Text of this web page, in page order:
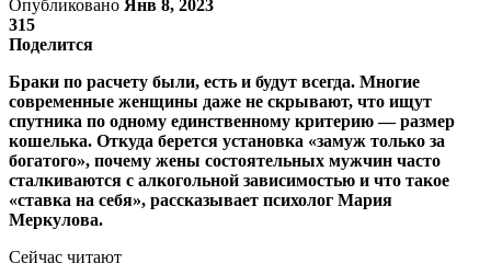
Опубликовано Янв 8, 2023
315
Поделится
Браки по расчету были, есть и будут всегда. Многие
современные женщины даже не скрывают, что ищут
спутника по одному единственному критерию — размер
кошелька. Откуда берется установка «замуж только за
богатого», почему жены состоятельных мужчин часто
сталкиваются с алкогольной зависимостью и что такое
«ставка на себя», рассказывает психолог Мария
Меркулова.
Сейчас читают